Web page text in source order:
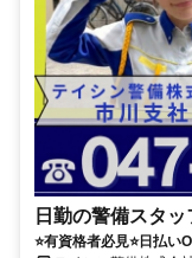
日勤の警備スタッ
⭐有資格者必見⭐日払い